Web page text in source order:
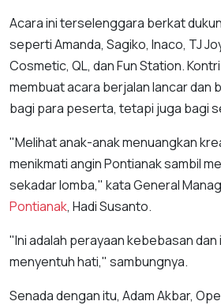
Acara ini terselenggara berkat
seperti Amanda, Sagiko, Inaco, TJ
Cosmetic, QL, dan Fun Station.
membuat acara berjalan lancar dan
bagi para peserta, tetapi juga bagi
"Melihat anak-anak menuangkan
menikmati angin Pontianak sambil
sekadar lomba," kata General
Pontianak, Hadi Susanto.
"Ini adalah perayaan kebebasan dan
menyentuh hati," sambungnya.
Senada dengan itu, Adam Akbar,